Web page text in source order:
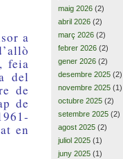
a
feia
del
de
de
en
maig 2026 (2)
abril 2026 (2)
març 2026 (2)
febrer 2026 (2)
gener 2026 (2)
desembre 2025 (2)
novembre 2025 (1)
octubre 2025 (2)
setembre 2025 (2)
agost 2025 (2)
juliol 2025 (1)
juny 2025 (1)